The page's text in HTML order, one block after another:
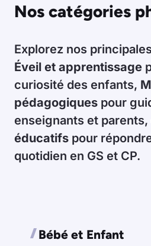
Nos catégories
Explorez nos
Éveil et apprentissage
curiosité des enfants,
pédagogiques pour
enseignants et parents,
éducatifs pour
quotidien en GS et CP.
Bébé et Enfant